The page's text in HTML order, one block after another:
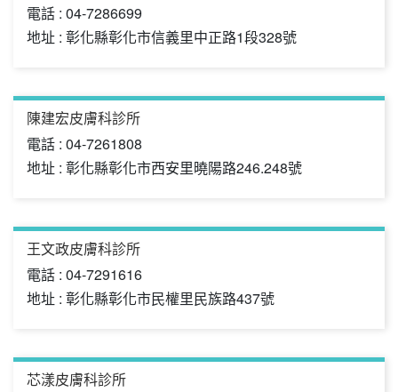
電話 : 04-7286699
地址 : 彰化縣彰化市信義里中正路1段328號
陳建宏皮膚科診所
電話 : 04-7261808
地址 : 彰化縣彰化市西安里曉陽路246.248號
王文政皮膚科診所
電話 : 04-7291616
地址 : 彰化縣彰化市民權里民族路437號
芯漾皮膚科診所